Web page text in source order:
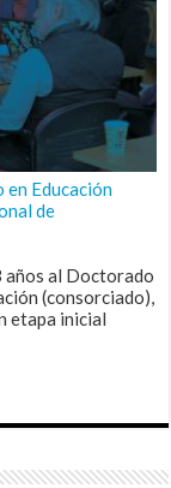
Educación
de
años al Doctorado
(consorciado),
etapa inicial